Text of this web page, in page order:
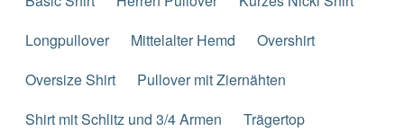
Longpullover
Mittelalter Hemd
Overshirt
Oversize Shirt
Pullover mit Ziernähten
Shirt mit Schlitz und 3/4 Armen
Trägertop